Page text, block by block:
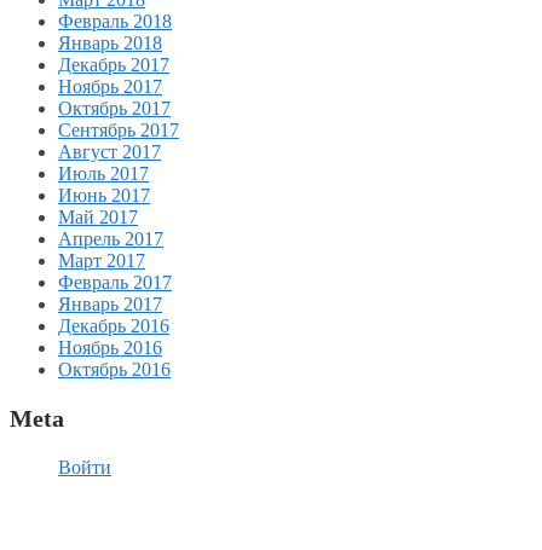
Февраль 2018
Январь 2018
Декабрь 2017
Ноябрь 2017
Октябрь 2017
Сентябрь 2017
Август 2017
Июль 2017
Июнь 2017
Май 2017
Апрель 2017
Март 2017
Февраль 2017
Январь 2017
Декабрь 2016
Ноябрь 2016
Октябрь 2016
Meta
Войти